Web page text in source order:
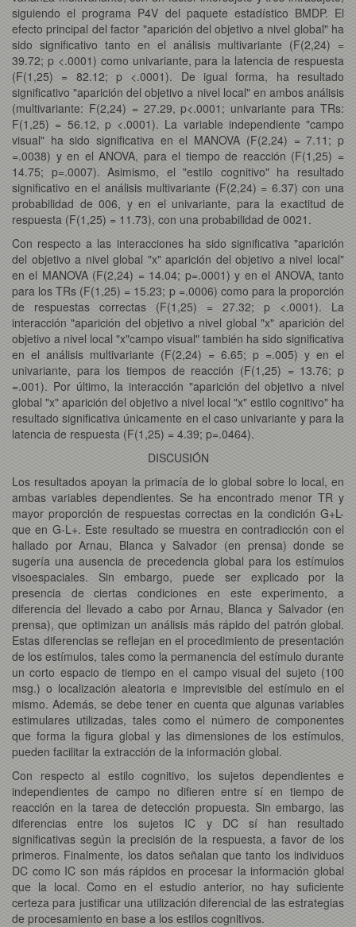
siguiendo el programa P4V del paquete estadístico BMDP. El
efecto principal del factor "aparición del objetivo a nivel global" ha
sido significativo tanto en el análisis multivariante (F(2,24) =
39.72; p <.0001) como univariante, para la latencia de respuesta
(F(1,25) = 82.12; p <.0001). De igual forma, ha resultado
significativo "aparición del objetivo a nivel local" en ambos análisis
(multivariante: F(2,24) = 27.29, p<.0001; univariante para TRs:
F(1,25) = 56.12, p <.0001). La variable independiente "campo
visual" ha sido significativa en el MANOVA (F(2,24) = 7.11; p
=.0038) y en el ANOVA, para el tiempo de reacción (F(1,25) =
14.75; p=.0007). Asimismo, el "estilo cognitivo" ha resultado
significativo en el análisis multivariante (F(2,24) = 6.37) con una
probabilidad de 006, y en el univariante, para la exactitud de
respuesta (F(1,25) = 11.73), con una probabilidad de 0021.
Con respecto a las interacciones ha sido significativa "aparición
del objetivo a nivel global "x" aparición del objetivo a nivel local"
en el MANOVA (F(2,24) = 14.04; p=.0001) y en el ANOVA, tanto
para los TRs (F(1,25) = 15.23; p =.0006) como para la proporción
de respuestas correctas (F(1,25) = 27.32; p <.0001). La
interacción "aparición del objetivo a nivel global "x" aparición del
objetivo a nivel local "x"campo visual" también ha sido significativa
en el análisis multivariante (F(2,24) = 6.65; p =.005) y en el
univariante, para los tiempos de reacción (F(1,25) = 13.76; p
=.001). Por último, la interacción "aparición del objetivo a nivel
global "x" aparición del objetivo a nivel local "x" estilo cognitivo" ha
resultado significativa únicamente en el caso univariante y para la
latencia de respuesta (F(1,25) = 4.39; p=.0464).
DISCUSIÓN
Los resultados apoyan la primacía de lo global sobre lo local, en
ambas variables dependientes. Se ha encontrado menor TR y
mayor proporción de respuestas correctas en la condición G+L-
que en G-L+. Este resultado se muestra en contradicción con el
hallado por Arnau, Blanca y Salvador (en prensa) donde se
sugería una ausencia de precedencia global para los estímulos
visoespaciales. Sin embargo, puede ser explicado por la
presencia de ciertas condiciones en este experimento, a
diferencia del llevado a cabo por Arnau, Blanca y Salvador (en
prensa), que optimizan un análisis más rápido del patrón global.
Estas diferencias se reflejan en el procedimiento de presentación
de los estímulos, tales como la permanencia del estímulo durante
un corto espacio de tiempo en el campo visual del sujeto (100
msg.) o localización aleatoria e imprevisible del estímulo en el
mismo. Además, se debe tener en cuenta que algunas variables
estimulares utilizadas, tales como el número de componentes
que forma la figura global y las dimensiones de los estímulos,
pueden facilitar la extracción de la información global.
Con respecto al estilo cognitivo, los sujetos dependientes e
independientes de campo no difieren entre sí en tiempo de
reacción en la tarea de detección propuesta. Sin embargo, las
diferencias entre los sujetos IC y DC sí han resultado
significativas según la precisión de la respuesta, a favor de los
primeros. Finalmente, los datos señalan que tanto los individuos
DC como IC son más rápidos en procesar la información global
que la local. Como en el estudio anterior, no hay suficiente
certeza para justificar una utilización diferencial de las estrategias
de procesamiento en base a los estilos cognitivos.